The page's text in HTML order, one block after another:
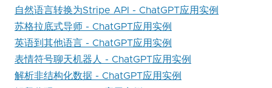
自然语言转换为Stripe API - ChatGPT应用实例
苏格拉底式导师 - ChatGPT应用实例
英语到其他语言 - ChatGPT应用实例
表情符号聊天机器人 - ChatGPT应用实例
解析非结构化数据 - ChatGPT应用实例